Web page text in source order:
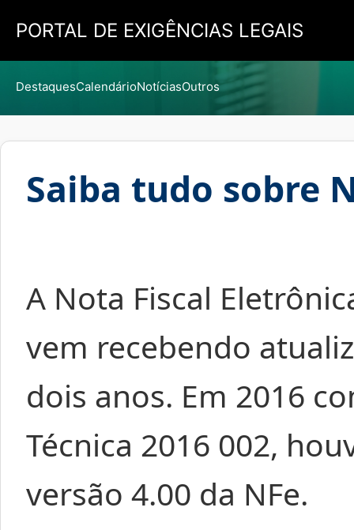
PORTAL DE EXIGÊNCIAS LEGAIS
DestaquesCalendárioNotíciasOutros
Saiba tudo sobre
A Nota Fiscal
vem recebendo
dois anos. Em 2016
Técnica 2016 002,
versão 4.00 da NFe.